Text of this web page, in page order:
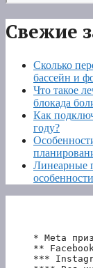
Свежие
Сколько
бассейн и
Что такое
блокада
Как
году?
Линеарные
* Meta
**
***